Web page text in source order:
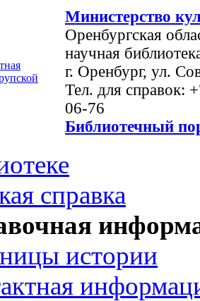
Министерство
Оренбургская
научная
г. Оренбург, ул.
Тел. для справок:
06-76
Библиотечный
справка
истории